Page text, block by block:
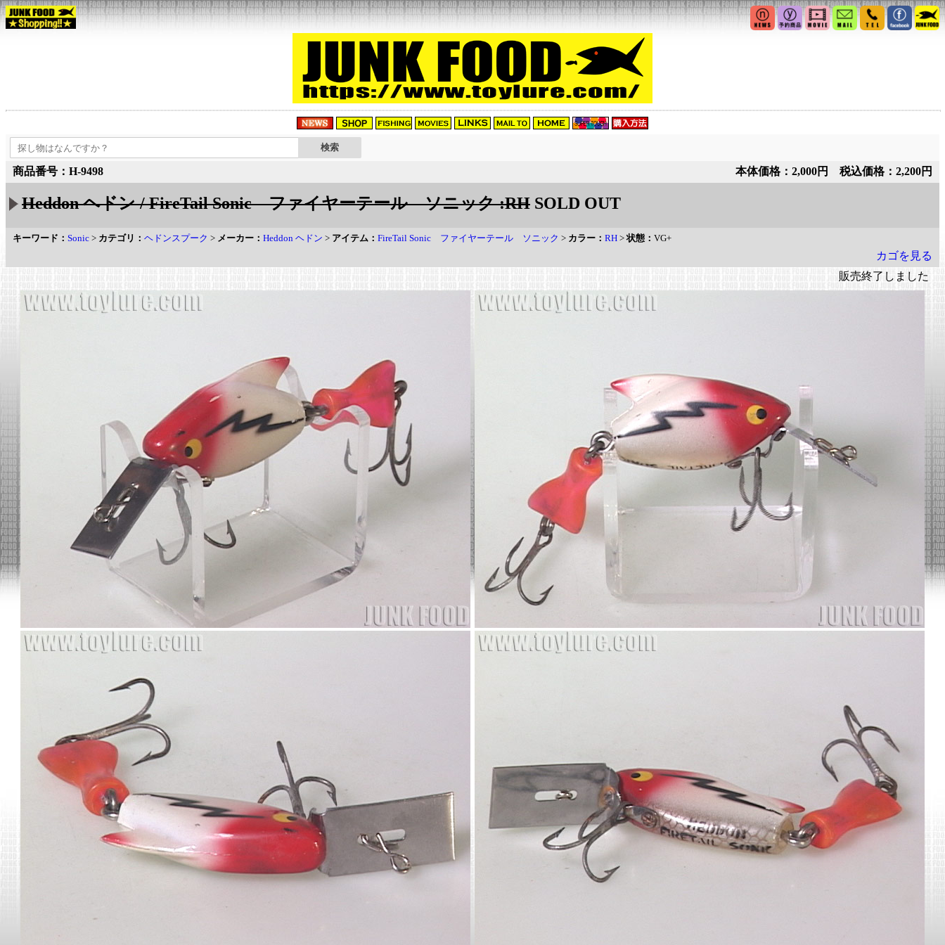
商品番号：H-9498 本体価格：2,000円 税込価格：2,200円
Heddon ヘドン / FireTail Sonic ファイヤーテール ソニック :RH SOLD OUT
キーワード： Sonic > カテゴリ： ヘドンスプーク > メーカー： Heddon ヘドン > アイテム： FireTail Sonic ファイヤーテール ソニック > カラー： RH >状態： VG+
カゴを見る
販売終了しました